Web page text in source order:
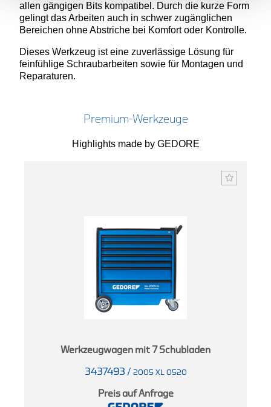
allen gängigen Bits kompatibel. Durch die kurze Form
gelingt das Arbeiten auch in schwer zugänglichen
Bereichen ohne Abstriche bei Komfort oder Kontrolle.
Dieses Werkzeug ist eine zuverlässige Lösung für
feinfühlige Schraubarbeiten sowie für Montagen und
Reparaturen.
Premium-Werkzeuge
Highlights made by GEDORE
Werkzeugwagen mit 7 Schubladen
3437493 / 2005 XL 0520
Preis auf Anfrage